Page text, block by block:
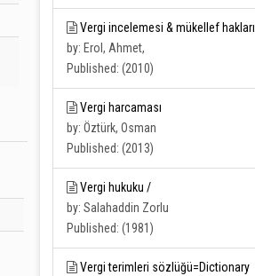
Vergi incelemesi & mükellef hakları
by: Erol, Ahmet,
Published: (2010)
Vergi harcaması
by: Öztürk, Osman
Published: (2013)
Vergi hukuku /
by: Salahaddin Zorlu
Published: (1981)
Vergi terimleri sözlüğü=Dictionary